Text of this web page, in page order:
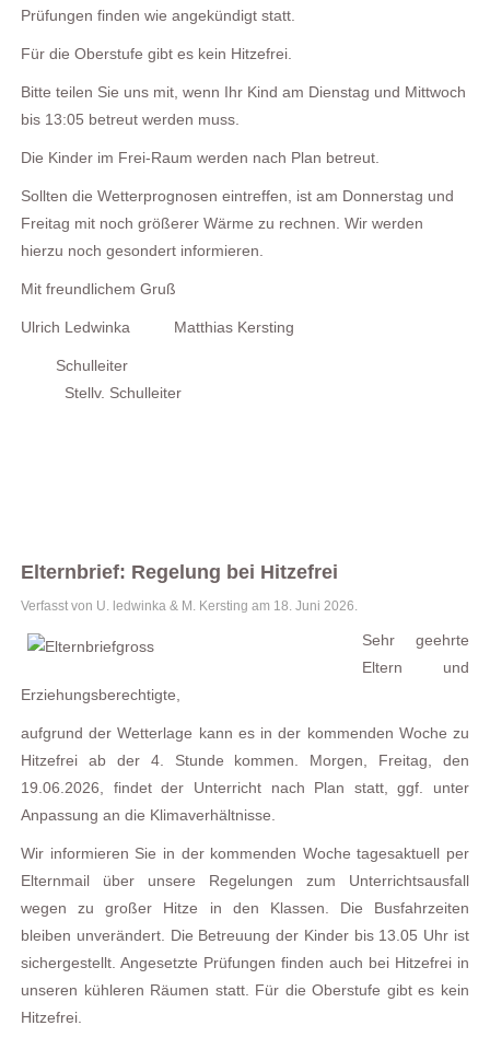
Prüfungen finden wie angekündigt statt.
Für die Oberstufe gibt es kein Hitzefrei.
Bitte teilen Sie uns mit, wenn Ihr Kind am Dienstag und Mittwoch
bis 13:05 betreut werden muss.
Die Kinder im Frei-Raum werden nach Plan betreut.
Sollten die Wetterprognosen eintreffen, ist am Donnerstag und
Freitag mit noch größerer Wärme zu rechnen. Wir werden
hierzu noch gesondert informieren.
Mit freundlichem Gruß
Ulrich Ledwinka Matthias Kersting
Schulleiter
Stellv. Schulleiter
Elternbrief: Regelung bei Hitzefrei
Verfasst von U. ledwinka & M. Kersting am 18. Juni 2026.
Sehr geehrte
Eltern und
Erziehungsberechtigte,
aufgrund der Wetterlage kann es in der kommenden Woche zu
Hitzefrei ab der 4. Stunde kommen. Morgen, Freitag, den
19.06.2026, findet der Unterricht nach Plan statt, ggf. unter
Anpassung an die Klimaverhältnisse.
Wir informieren Sie in der kommenden Woche tagesaktuell per
Elternmail über unsere Regelungen zum Unterrichtsausfall
wegen zu großer Hitze in den Klassen. Die Busfahrzeiten
bleiben unverändert. Die Betreuung der Kinder bis 13.05 Uhr ist
sichergestellt. Angesetzte Prüfungen finden auch bei Hitzefrei in
unseren kühleren Räumen statt. Für die Oberstufe gibt es kein
Hitzefrei.